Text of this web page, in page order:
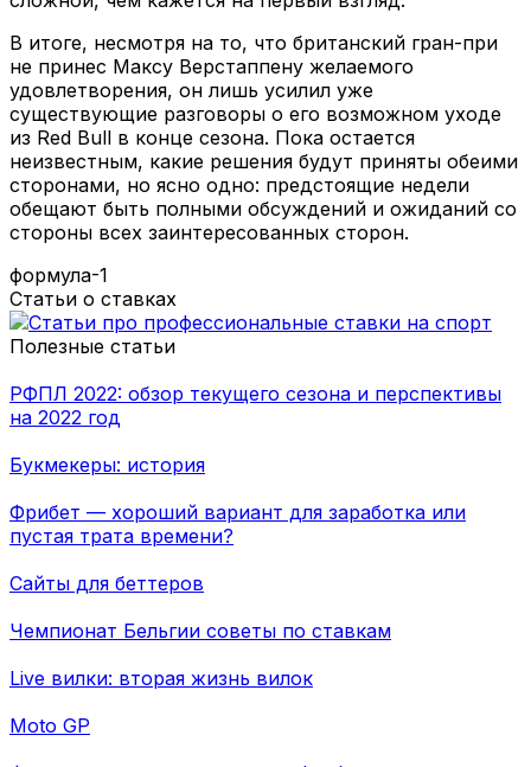
В итоге, несмотря на то, что британский гран-при
не принес Максу Верстаппену желаемого
удовлетворения, он лишь усилил уже
существующие разговоры о его возможном уходе
из Red Bull в конце сезона. Пока остается
неизвестным, какие решения будут приняты обеими
сторонами, но ясно одно: предстоящие недели
обещают быть полными обсуждений и ожиданий со
стороны всех заинтересованных сторон.
формула-1
Статьи о ставках
Полезные статьи
РФПЛ 2022: обзор текущего сезона и перспективы
на 2022 год
Букмекеры: история
Фрибет — хороший вариант для заработка или
пустая трата времени?
Сайты для беттеров
Чемпионат Бельгии советы по ставкам
Live вилки: вторая жизнь вилок
Moto GP